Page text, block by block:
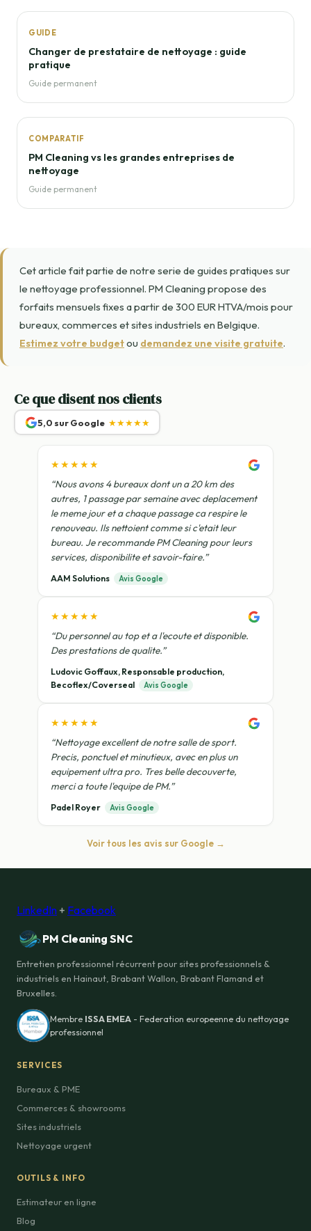
GUIDE
Changer de prestataire de nettoyage : guide
pratique
Guide permanent
COMPARATIF
PM Cleaning vs les grandes entreprises de
nettoyage
Guide permanent
Cet article fait partie de notre serie de guides pratiques sur
le nettoyage professionnel. PM Cleaning propose des
forfaits mensuels fixes a partir de 300 EUR HTVA/mois pour
bureaux, commerces et sites industriels en Belgique.
Estimez votre budgetou demandez une visite gratuite.
Ce que disent nos clients
5,0 sur Google ★★★★★
★★★★★
“Nous avons 4 bureaux dont un a 20 km des
autres, 1 passage par semaine avec deplacement
le meme jour et a chaque passage ca respire le
renouveau. Ils nettoient comme si c'etait leur
bureau. Je recommande PM Cleaning pour leurs
services, disponibilite et savoir-faire.”
AAM Solutions Avis Google
★★★★★
“Du personnel au top et a l'ecoute et disponible.
Des prestations de qualite.”
Ludovic Goffaux, Responsable production,
Becoflex/Coverseal
Avis Google
★★★★★
“Nettoyage excellent de notre salle de sport.
Precis, ponctuel et minutieux, avec en plus un
equipement ultra pro. Tres belle decouverte,
merci a toute l'equipe de PM.”
Padel Royer Avis Google
Voir tous les avis sur Google →
LinkedIn + Facebook
PM Cleaning SNC
Entretien professionnel récurrent pour sites professionnels &
industriels en Hainaut, Brabant Wallon, Brabant Flamand et
Bruxelles.
Membre ISSA EMEA - Federation europeenne du nettoyage
professionnel
SERVICES
Bureaux & PME
Commerces & showrooms
Sites industriels
Nettoyage urgent
OUTILS & INFO
Estimateur en ligne
Blog